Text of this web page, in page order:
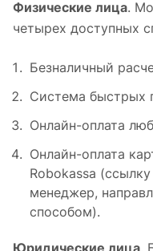
Физические лица.
четырех доступных
Безналичный
Система быстрых
Онлайн-оплата
Онлайн-оплата
Robokassa
менеджер,
способом).
Юридические лица.